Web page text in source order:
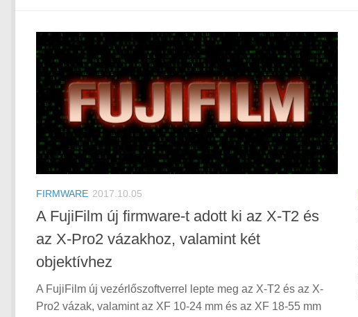
FIRMWARE 2017.10.05
A FujiFilm új firmware-t adott ki az X-T2 és
az X-Pro2 vázakhoz, valamint két
objektívhez
A FujiFilm új vezérlőszoftverrel lepte meg az X-T2 és az X-
Pro2 vázak, valamint az XF 10-24 mm és az XF 18-55 mm